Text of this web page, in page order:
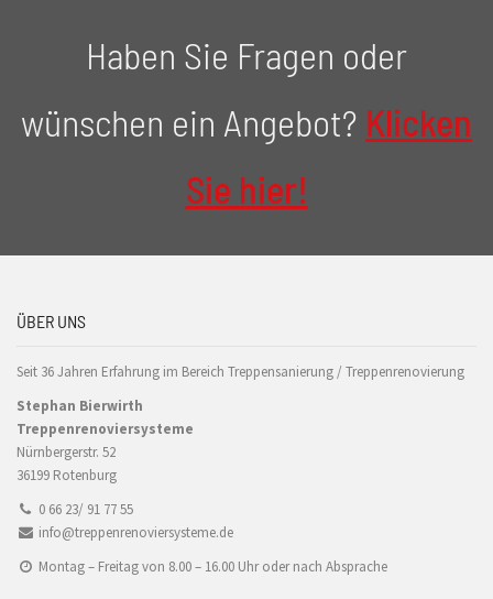
Haben Sie Fragen oder
wünschen ein Angebot? Klicken
Sie hier!
ÜBER UNS
Seit 36 Jahren Erfahrung im Bereich Treppensanierung / Treppenrenovierung
Stephan Bierwirth
Treppenrenoviersysteme
Nürnbergerstr. 52
36199 Rotenburg
0 66 23/ 91 77 55
info@treppenrenoviersysteme.de
Montag – Freitag von 8.00 – 16.00 Uhr oder nach Absprache